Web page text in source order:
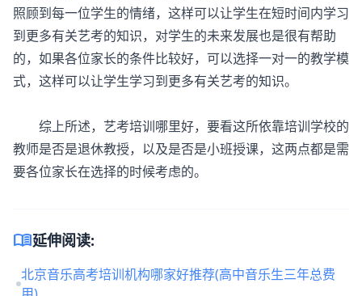
照顾到每一位学生的情绪，这样可以让学生在短时间内学习
到更多有关艺考的知识，对学生的未来发展也是很有帮助
的，如果各位家长的条件比较好，可以选择一对一的教学模
式，这样可以让学生学习到更多有关艺考的知识。
综上所述，艺考培训哪里好，要看这所依靠培训学校的
教师是否是退休教授，以及是否是小班授课，这两点都是需
要各位家长在选择的时候考虑的。
menu_book延伸阅读:
北京音乐高考培训机构哪家好推荐(高中音乐生三年总费